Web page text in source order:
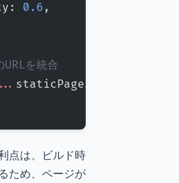
0.6 ,
URLを統合
... staticPages,
点は、ビルド時
ため、ページが